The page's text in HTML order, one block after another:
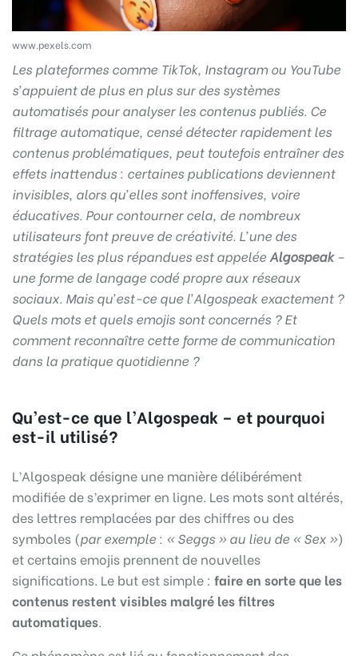
www.pexels.com
Les plateformes comme TikTok, Instagram ou YouTube
s’appuient de plus en plus sur des systèmes
automatisés pour analyser les contenus publiés. Ce
filtrage automatique, censé détecter rapidement les
contenus problématiques, peut toutefois entraîner des
effets inattendus : certaines publications deviennent
invisibles, alors qu’elles sont inoffensives, voire
éducatives. Pour contourner cela, de nombreux
utilisateurs font preuve de créativité. L’une des
stratégies les plus répandues est appelée Algospeak–
une forme de langage codé propre aux réseaux
sociaux. Mais qu’est-ce que l’Algospeak exactement ?
Quels mots et quels emojis sont concernés ? Et
comment reconnaître cette forme de communication
dans la pratique quotidienne ?
Qu’est-ce que l’Algospeak – et pourquoi
est-il utilisé?
L’Algospeak désigne une manière délibérément
modifiée de s’exprimer en ligne. Les mots sont altérés,
des lettres remplacées par des chiffres ou des
symboles (par exemple : « Seggs » au lieu de « Sex »)
et certains emojis prennent de nouvelles
significations. Le but est simple : faire en sorte que les
contenus restent visibles malgré les filtres
automatiques.